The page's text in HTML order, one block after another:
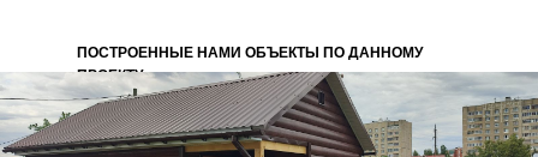
ПОСТРОЕННЫЕ НАМИ ОБЪЕКТЫ ПО ДАННОМУ
ПРОЕКТУ